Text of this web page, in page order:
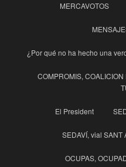
MERCAVOTOS
¿Por qué no ha hecho una
COMPROMIS,
El President
SEDAVÍ, vial SANT
OCUPAS,